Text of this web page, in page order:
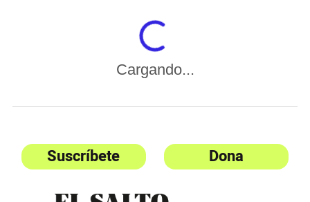
Cargando...
Suscríbete Dona